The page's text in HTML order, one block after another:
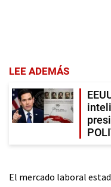
LEE ADEMÁS
El mercado laboral